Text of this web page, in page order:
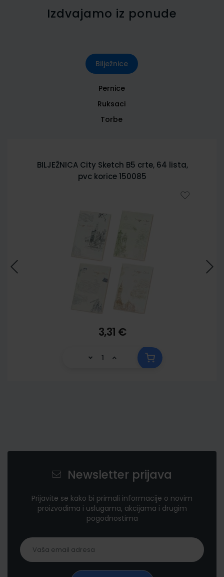
Izdvajamo iz ponude
Bilježnice
Pernice
Ruksaci
Torbe
BILJEŽNICA City Sketch B5 crte, 64 lista,
pvc korice 150085
3,31 €
Newsletter prijava
Prijavite se kako bi primali informacije o novim
proizvodima i uslugama, akcijama i drugim
pogodnostima